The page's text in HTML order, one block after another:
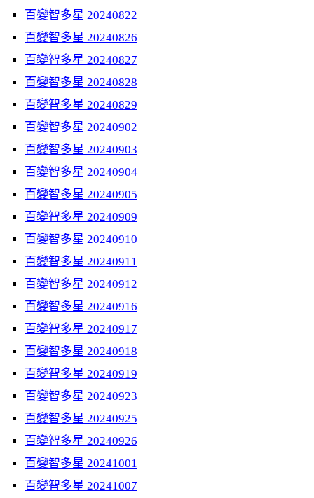
百變智多星 20240822
百變智多星 20240826
百變智多星 20240827
百變智多星 20240828
百變智多星 20240829
百變智多星 20240902
百變智多星 20240903
百變智多星 20240904
百變智多星 20240905
百變智多星 20240909
百變智多星 20240910
百變智多星 20240911
百變智多星 20240912
百變智多星 20240916
百變智多星 20240917
百變智多星 20240918
百變智多星 20240919
百變智多星 20240923
百變智多星 20240925
百變智多星 20240926
百變智多星 20241001
百變智多星 20241007